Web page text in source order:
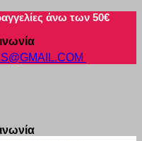
άνω των 50€